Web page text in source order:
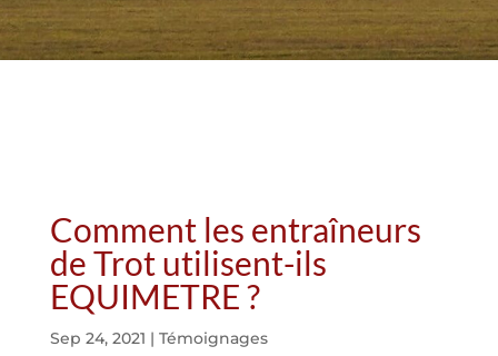
Comment les entraîneurs
de Trot utilisent-ils
EQUIMETRE ?
Sep 24, 2021 | Témoignages